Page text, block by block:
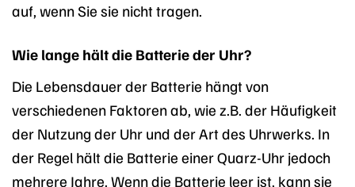
auf, wenn Sie sie nicht tragen.
Wie lange hält die Batterie der Uhr?
Die Lebensdauer der Batterie hängt von
verschiedenen Faktoren ab, wie z.B. der Häufigkeit
der Nutzung der Uhr und der Art des Uhrwerks. In
der Regel hält die Batterie einer Quarz-Uhr jedoch
mehrere Jahre. Wenn die Batterie leer ist, kann sie